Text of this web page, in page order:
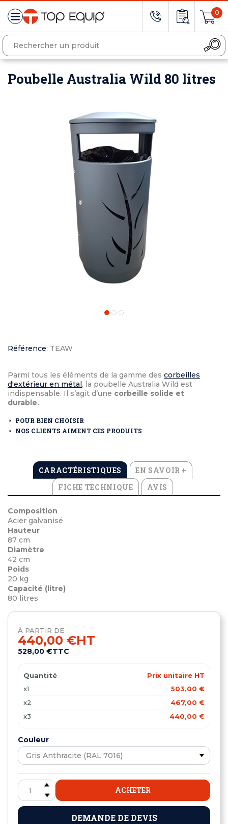
0
Poubelle Australia Wild 80 litres
Référence: TEAW
Parmi tous les éléments de la gamme des corbeilles
d'extérieur en métal , la poubelle Australia Wild est
indispensable. Il s’agit d’une corbeille solide et
durable.
POUR BIEN CHOISIR
NOS CLIENTS AIMENT CES PRODUITS
CARACTÉRISTIQUES
EN SAVOIR +
FICHE TECHNIQUE
AVIS
Composition
Acier galvanisé
Hauteur
87 cm
Diamètre
42 cm
Poids
20 kg
Capacité (litre)
80 litres
À PARTIR DE
440,00 €HT
528,00 €TTC
Quantité
Prix unitaire HT
x1
503,00 €
x2
467,00 €
x3
440,00 €
Couleur
ACHETER
DEMANDE DE DEVIS